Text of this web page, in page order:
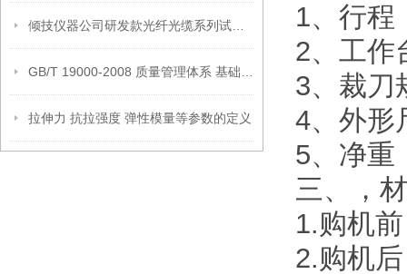
拉伸力 抗拉强度 弹性模量等参数的定义
1、行程
2、工作
3、裁刀
4、外形
5、净重
三、
，
1.购机
2.购机